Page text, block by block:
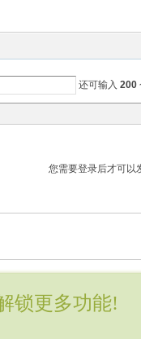
还可输入200
您需要登录后才可以
锁更多功能!